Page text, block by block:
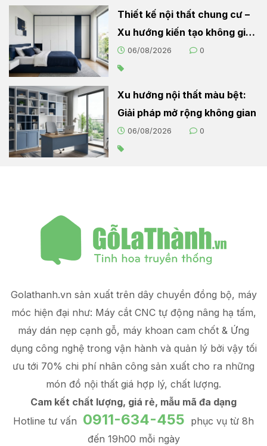
Thiết kế nội thất chung cư –
Xu hướng kiến tạo không gian
sống hiện đại
06/08/2026 0
Xu hướng nội thất màu bệt:
Giải pháp mở rộng không gian
06/08/2026 0
Golathanh.vn sản xuất trên dây chuyền đồng bộ, máy
móc hiện đại như: Máy cắt CNC tự động nâng hạ tấm,
máy dán nẹp cạnh gỗ, máy khoan cam chốt & Ứng
dụng công nghệ trong vận hành và quản lý bởi vậy tối
ưu tới 70% chi phí nhân công sản xuất cho ra những
món đồ nội thất giá hợp lý, chất lượng.
Cam kết chất lượng, giá rẻ, mẫu mã đa dạng
Hotline tư vấn 0911-634-455 phục vụ từ 8h
đến 19h00 mỗi ngày